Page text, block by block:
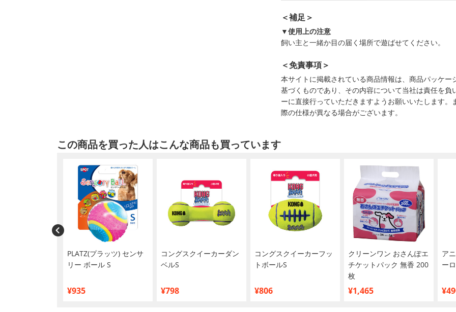
＜補足＞
▼使用上の注意
飼い主と一緒か目の届く場所で遊ばせてください。
＜免責事項＞
本サイトに掲載されている商品情報は、商品パッケ
基づくものであり、その内容について当社は責任を
ーに直接行っていただきますようお願いいたします
際の仕様が異なる場合がございます。
この商品を買った人はこんな商品も買っています
PLATZ(プラッツ) センサ
リー ボール S
¥935
コングスクイーカーダン
ベルS
¥798
コングスクイーカーフッ
トボールS
¥806
クリーンワン おさんぽエ
チケットパック 無香 200
枚
¥1,465
ア
ー